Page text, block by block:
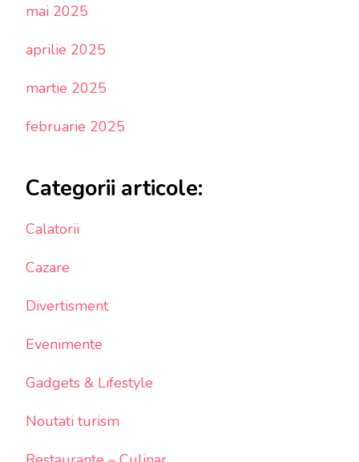
mai 2025
aprilie 2025
martie 2025
februarie 2025
Categorii articole:
Calatorii
Cazare
Divertisment
Evenimente
Gadgets & Lifestyle
Noutati turism